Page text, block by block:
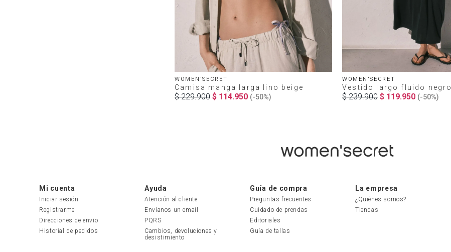
WOMEN'SECRET
Camisa manga larga lino beige
$ 229.900 $ 114.950 (-50%)
WOMEN'SECRET
Vestido largo fluido negro
$ 239.900 $ 119.950 (-50%)
Mi cuenta
Iniciar sesión
Registrarme
Direcciones de envio
Historial de pedidos
Ayuda
Atención al cliente
Envíanos un email
PQRS
Cambios, devoluciones y
desistimiento
Guía de compra
Preguntas frecuentes
Cuidado de prendas
Editoriales
Guía de tallas
La empresa
¿Quiénes somos?
Tiendas